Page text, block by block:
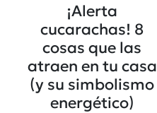
¡Alerta
cucarachas! 8
cosas que las
atraen en tu casa
(y su simbolismo
energético)